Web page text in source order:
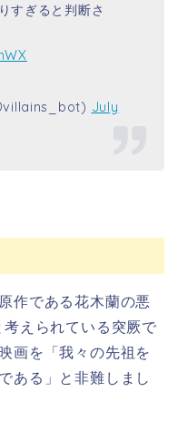
すぎると判断さ
July
作である花木蘭の悪
えられている突厥で
画を「我々の先祖を
ある」と非難しまし